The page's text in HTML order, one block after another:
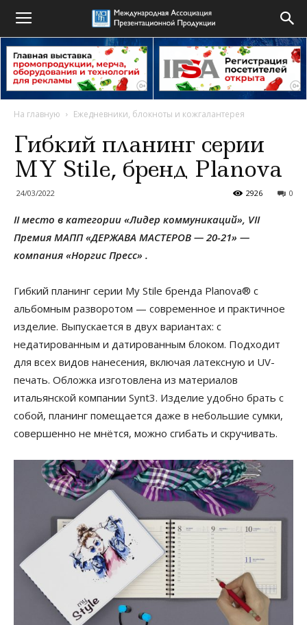
На главную Ежедневники, блокноты и кожгалантерея
Гибкий планинг серии
MY Stile, бренд Planova
24/03/2022 0
2926
II место в категории «Лидер коммуникаций», VII
Премия МАПП «ДЕРЖАВА МАСТЕРОВ — 20-21» —
компания «Норгис Пресс» .
Гибкий планинг серии My Stile бренда Planova® с
альбомным разворотом — современное и практичное
изделие. Выпускается в двух вариантах: с
недатированным и датированным блоком. Подходит
для всех видов нанесения, включая латексную и UV-
печать. Обложка изготовлена из материалов
итальянской компании Synt3. Изделие удобно брать с
собой, планинг помещается даже в небольшие сумки,
совершенно не мнётся, можно сгибать и скручивать.